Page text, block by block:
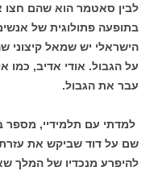
לבין סאטמר הוא שהם חצו
בתופעה פתולוגית של
הישראלי יש שמאל
על הגבול. אודי אדיב, כמו
עבר את הגבול.
למדתי עם תלמידיי,
שם על דוד שביקש את
להיפרע מנכדיו של המלך